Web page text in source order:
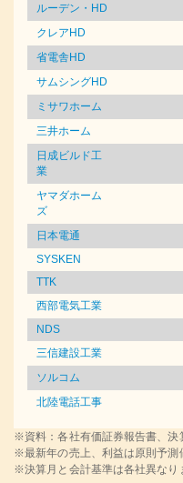
ルーデン・HD
クレアHD
省電舎HD
サムシングHD
ミサワホーム
三井ホーム
日成ビルド工
業
ヤマダホーム
ズ
日本電通
SYSKEN
TTK
西部電気工業
NDS
三信建設工業
ソルコム
北陸電話工事
※資料：各社有価証券報告書、決
※最新年の売上、利益は原則予測
※決算月と会計基準は各社異なり